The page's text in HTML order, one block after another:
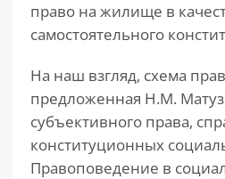
право на жилище в
самостоятельного
На наш взгляд, схема
предложенная Н.М.
субъективного права,
конституционных
Правоповедение в